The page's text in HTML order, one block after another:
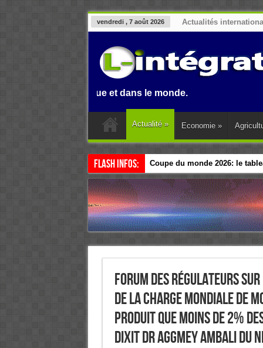
vendredi , 7 août 2026 Actualités
en Afrique et dans le monde.
Actualité » Economie »
Flash Infos: Coupe du monde 2026: le
Esclavage: à Accra, l’Afrique
Forum des régulateurs
de la charge mondiale de
produit que moins de 2%
dixit Dr Aggmey Ambali du